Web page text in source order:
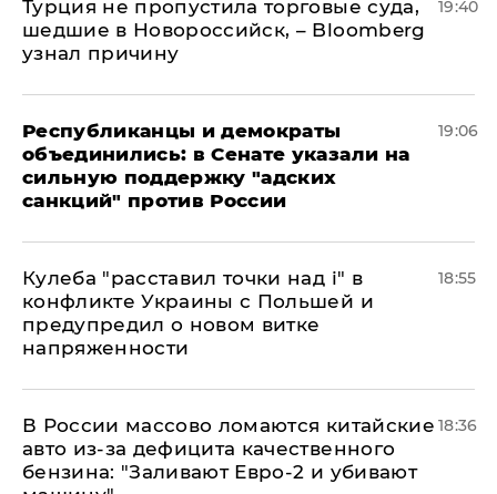
Турция не пропустила торговые суда,
шедшие в Новороссийск, – Bloomberg
узнал причину
19:40
Республиканцы и демократы
объединились: в Сенате указали на
сильную поддержку "адских
санкций" против России
19:06
Кулеба "расставил точки над і" в
конфликте Украины с Польшей и
предупредил о новом витке
напряженности
18:55
В России массово ломаются китайские
авто из-за дефицита качественного
бензина: "Заливают Евро-2 и убивают
18:36